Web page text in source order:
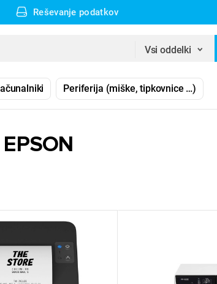
Reševanje podatkov
Vsi oddelki
Periferija (miške, tipkovnice …)